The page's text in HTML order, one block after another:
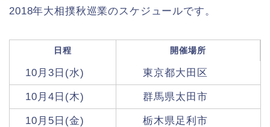
2018年大相撲秋巡業のスケジュールです。
日程 開催場所
10月3日(水) 東京都大田区
10月4日(木) 群馬県太田市
10月5日(金) 栃木県足利市